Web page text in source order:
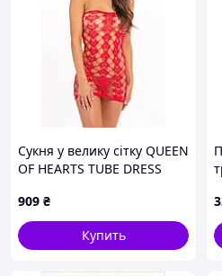
Сукня у велику сітку QUEEN
OF HEARTS TUBE DRESS
909 ₴
Купить